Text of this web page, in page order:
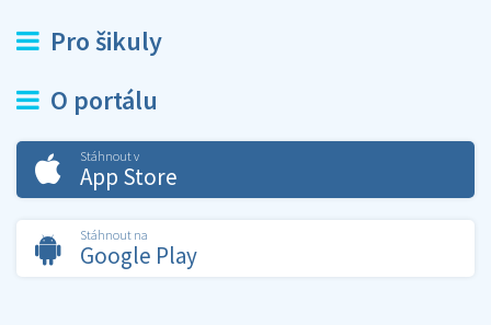
Pro šikuly
O portálu
Stáhnout v
App Store
Stáhnout na
Google Play